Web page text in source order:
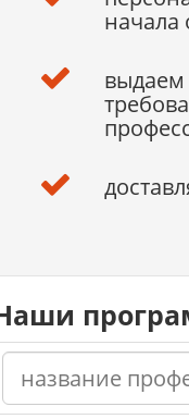
начала
выдаем